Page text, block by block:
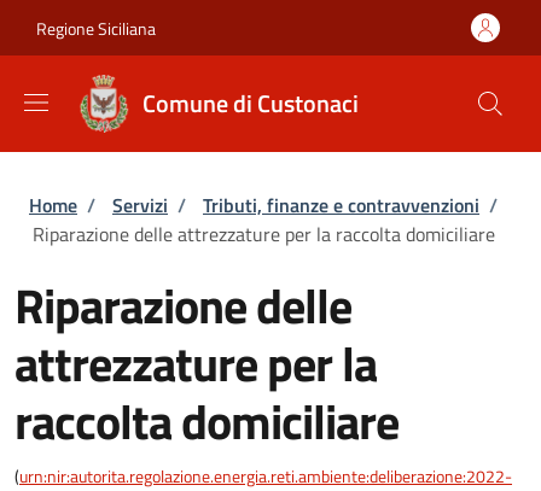
Regione Siciliana
Comune di Custonaci
Briciole di pane
Home / Servizi / Tributi, finanze e contravvenzioni /
Riparazione delle attrezzature per la raccolta domiciliare
Riparazione delle
attrezzature per la
raccolta domiciliare
(urn:nir:autorita.regolazione.energia.reti.ambiente:deliberazione:2022-